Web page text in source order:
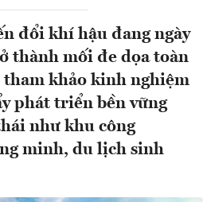
đổi khí hậu đang ngày
thành mối đe dọa toàn
tham khảo kinh nghiệm
phát triển bền vững
như khu công
minh, du lịch sinh